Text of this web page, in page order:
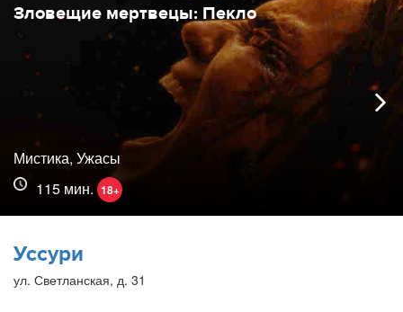
Зловещие мертвецы: Пекло
Мистика, Ужасы
115 мин. 18+
Уссури
ул. Светланская, д. 31